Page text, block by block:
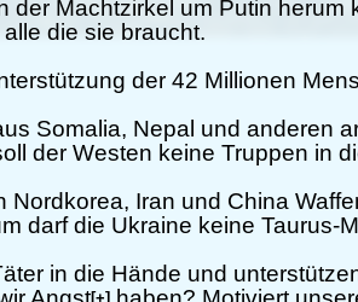
der Machtzirkel um Putin herum
die sie braucht.
der 42 Millionen
Somalia, Nepal und anderen
der Westen keine Truppen in
Nordkorea, Iran und China
darf die Ukraine keine Taurus-
in die Hände und
[+]